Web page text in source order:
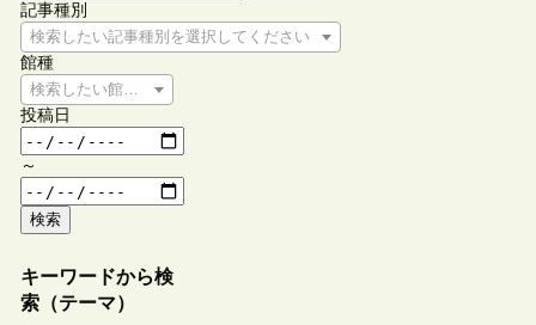
記事種別
検索したい記事種別を選択してください
館種
検索したい館種を選択してください
投稿日
～
検索
キーワードから検
索（テーマ）